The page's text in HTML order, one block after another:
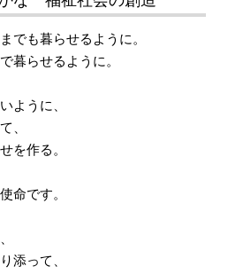
でも暮らせるように。
暮らせるように。
ように、
、
を作る。
命です。
添って、